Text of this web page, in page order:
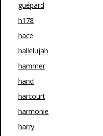
guépard
h178
hace
hallelujah
hammer
hand
harcourt
harmonie
harry